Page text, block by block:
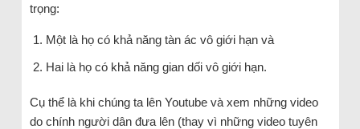
trọng:
Một là họ có khả năng tàn ác vô giới hạn và
Hai là họ có khả năng gian dối vô giới hạn.
Cụ thể là khi chúng ta lên Youtube và xem những video
do chính người dân đưa lên (thay vì những video tuyên